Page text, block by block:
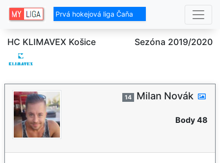
Prvá hokejová liga Čaňa
HC KLIMAVEX Košice Sezóna 2019/2020
14 Milan Novák
Body 48